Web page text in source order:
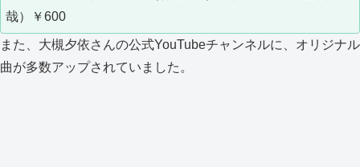
哉）￥600
また、大槻夕依さんの公式YouTubeチャンネルに、オリジナル
曲が多数アップされていました。